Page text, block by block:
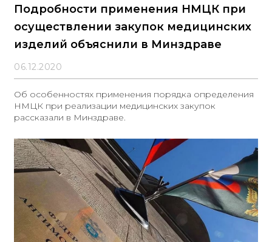
Подробности применения НМЦК при
осуществлении закупок медицинских
изделий объяснили в Минздраве
06.12.2020
Об особенностях применения порядка определения
НМЦК при реализации медицинских закупок
рассказали в Минздраве.